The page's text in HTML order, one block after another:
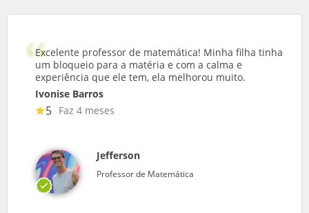
Excelente professor de matemática! Minha filha tinha
um bloqueio para a matéria e com a calma e
experiência que ele tem, ela melhorou muito.
Ivonise Barros
5 Faz 4 meses
Jefferson
Professor de Matemática